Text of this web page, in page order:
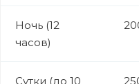
Ночь (12
часов)
Сутки (до 10